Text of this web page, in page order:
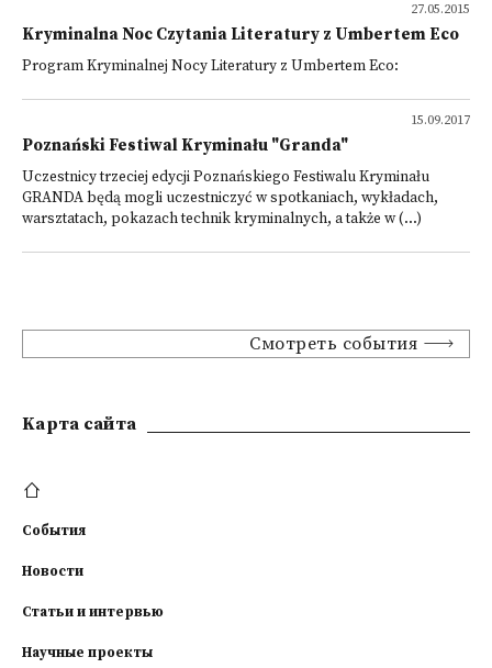
27.05.2015
Kryminalna Noc Czytania Literatury z Umbertem Eco
Program Kryminalnej Nocy Literatury z Umbertem Eco:
15.09.2017
Poznański Festiwal Kryminału "Granda"
Uczestnicy trzeciej edycji Poznańskiego Festiwalu Kryminału
GRANDA będą mogli uczestniczyć w spotkaniach, wykładach,
warsztatach, pokazach technik kryminalnych, a także w (...)
Смотреть события
Kарта сайта
События
Новости
Статьи и интервью
Научные проекты